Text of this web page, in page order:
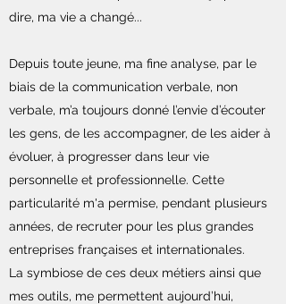
dire, ma vie a changé...
Depuis toute jeune, ma fine analyse, par le
biais de la communication verbale, non
verbale, m’a toujours donné l’envie d’écouter
les gens, de les accompagner, de les aider à
évoluer, à progresser dans leur vie
personnelle et professionnelle. Cette
particularité m'a permise, pendant plusieurs
années, de recruter pour les plus grandes
entreprises françaises et internationales.
La symbiose de ces deux métiers ainsi que
mes outils, me permettent aujourd’hui,